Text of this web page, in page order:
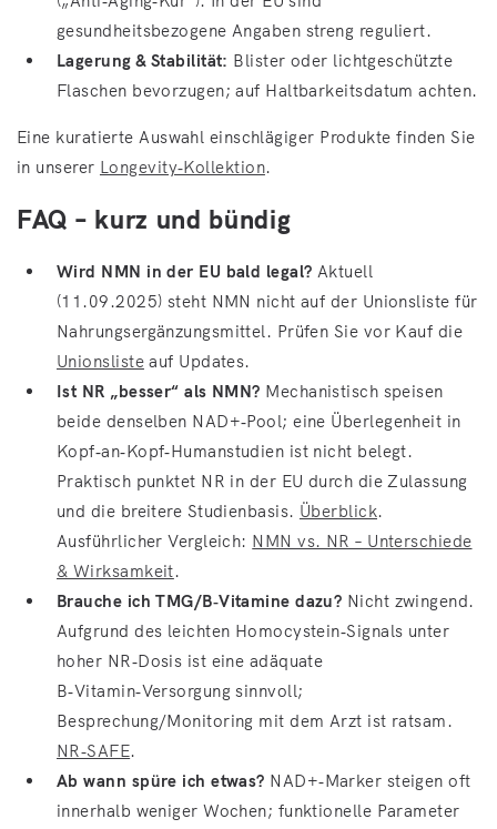
gesundheitsbezogene Angaben streng reguliert.
Lagerung & Stabilität: Blister oder lichtgeschützte
Flaschen bevorzugen; auf Haltbarkeitsdatum achten.
Eine kuratierte Auswahl einschlägiger Produkte finden Sie
in unserer Longevity‑Kollektion.
FAQ – kurz und bündig
Wird NMN in der EU bald legal? Aktuell
(11.09.2025) steht NMN nicht auf der Unionsliste für
Nahrungsergänzungsmittel. Prüfen Sie vor Kauf die
Unionslisteauf Updates.
Ist NR „besser“ als NMN? Mechanistisch speisen
beide denselben NAD+‑Pool; eine Überlegenheit in
Kopf‑an‑Kopf‑Humanstudien ist nicht belegt.
Praktisch punktet NR in der EU durch die Zulassung
und die breitere Studienbasis. Überblick.
Ausführlicher Vergleich: NMN vs. NR – Unterschiede
& Wirksamkeit.
Brauche ich TMG/B‑Vitamine dazu? Nicht zwingend.
Aufgrund des leichten Homocystein‑Signals unter
hoher NR‑Dosis ist eine adäquate
B‑Vitamin‑Versorgung sinnvoll;
Besprechung/Monitoring mit dem Arzt ist ratsam.
NR‑SAFE.
Ab wann spüre ich etwas? NAD+‑Marker steigen oft
innerhalb weniger Wochen; funktionelle Parameter